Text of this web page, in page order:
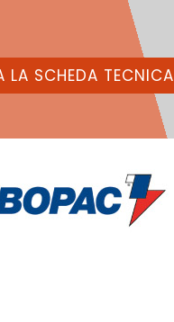
LA SCHEDA TECNICA